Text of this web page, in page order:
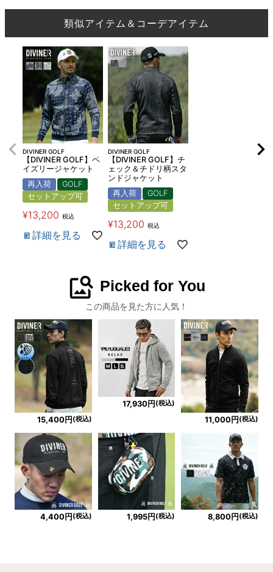
類似アイテム＆コーデアイテム
DIVINER GOLF
【DIVINER GOLF】ペ
イズリージャケット
再入荷
GOLF
セットアップ可
¥13,200 税込
詳細を見る
DIVINER GOLF
【DIVINER GOLF】チ
ェック＆チドリ柄スタ
ンドジャケット
再入荷
GOLF
セットアップ可
¥13,200 税込
詳細を見る
image_search Picked for You
この商品を見た方に人気！
15,400円(税込)
17,930円 (税込)
11,000円(税込)
4,400円 (税込) 1,995円 (税込) 8,800円 (税込)